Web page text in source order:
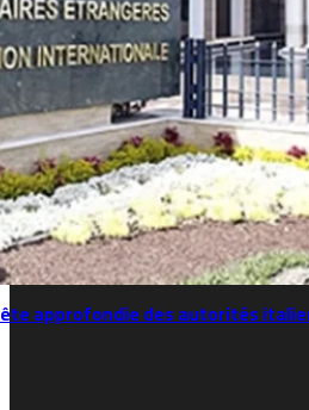
approfondie des autorités